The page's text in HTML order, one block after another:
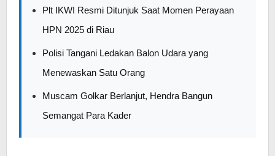
Plt IKWI Resmi Ditunjuk Saat Momen Perayaan
HPN 2025 di Riau
Polisi Tangani Ledakan Balon Udara yang
Menewaskan Satu Orang
Muscam Golkar Berlanjut, Hendra Bangun
Semangat Para Kader